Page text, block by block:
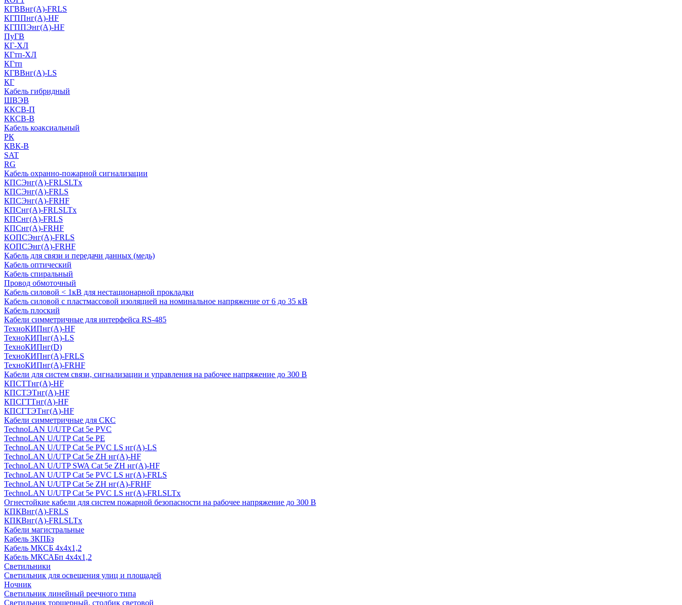
КГВВнг(А)-FRLS
КГППнг(A)-HF
КГППЭнг(A)-HF
ПуГВ
КГ-ХЛ
КГтп-ХЛ
КГтп
КГВВнг(А)-LS
КГ
Кабель гибридный
ШВЭВ
ККСВ-П
ККСВ-В
Кабель коаксиальный
РК
КВК-В
SAT
RG
Кабель охранно-пожарной сигнализации
КПСЭнг(А)-FRLSLTx
КПСЭнг(А)-FRLS
КПСЭнг(А)-FRHF
КПСнг(А)-FRLSLTx
КПСнг(А)-FRLS
КПСнг(А)-FRHF
КОПСЭнг(А)-FRLS
КОПСЭнг(А)-FRHF
Кабель для связи и передачи данных (медь)
Кабель оптический
Кабель спиральный
Провод обмоточный
Кабель силовой < 1кВ для нестационарной прокладки
Кабель силовой с пластмассовой изоляцией на номинальное напряжение от 6 до 35 кВ
Кабель плоский
Кабели симметричные для интерфейса RS-485
ТеxноКИПнг(A)-HF
ТеxноКИПнг(A)-LS
ТеxноКИПнг(D)
ТехноКИПнг(A)-FRLS
ТехноКИПнг(A)-FRHF
Кабели для систем связи, сигнализации и управления на рабочее напряжение до 300 В
КПСТТнг(A)-HF
КПСТЭТнг(A)-HF
КПСГТТнг(A)-HF
КПСГТЭТнг(A)-HF
Кабели симметричные для СКС
TechnoLAN U/UTP Cat 5e PVC
TechnoLAN U/UTP Cat 5e PE
TechnoLAN U/UTP Cat 5e PVC LS нг(A)-LS
TechnoLAN U/UTP Cat 5e ZH нг(A)-HF
TechnoLAN U/UTP SWA Cat 5e ZH нг(A)-HF
TechnoLAN U/UTP Cat 5e PVC LS нг(A)-FRLS
TechnoLAN U/UTP Cat 5e ZH нг(A)-FRHF
TechnoLAN U/UTP Cat 5e PVC LS нг(A)-FRLSLTx
Огнестойкие кабели для систем пожарной безопасности на рабочее напряжение до 300 В
КПКВнг(A)-FRLS
КПКВнг(A)-FRLSLTx
Кабели магистральные
Кабель ЗКПБз
Кабель МКСБ 4х4х1,2
Кабель МКСАБп 4х4х1,2
Светильники
Светильник для освещения улиц и площадей
Ночник
Светильник линейный реечного типа
Светильник торшерный, столбик световой